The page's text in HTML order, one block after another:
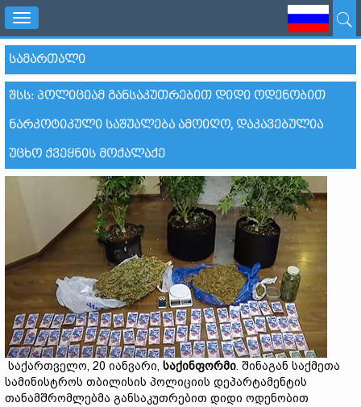
Toggle
navigation
ᲡᲐᲛᲐᲠᲗᲐᲚᲘ
ᲨᲡᲡ: ᲞᲝᲚᲘᲪᲘᲐᲛ ᲒᲐᲜᲡᲐᲙᲣᲗᲠᲔᲑᲘᲗ ᲓᲘᲓᲘ ᲝᲓᲔᲜᲝᲑᲘᲗ
ᲜᲐᲠᲙᲝᲢᲘᲙᲣᲚᲘ ᲡᲐᲨᲣᲐᲚᲔᲑᲐ ᲐᲛᲝᲘᲦᲝ, ᲓᲐᲙᲐᲕᲔᲑᲣᲚᲘᲐ
ᲣᲪᲮᲝ ᲥᲕᲔᲧᲜᲘᲡ ᲛᲝᲥᲐᲚᲐᲥᲔ
საქართველო, 20 იანვარი, საქინფორმი. შინაგან საქმეთა
სამინისტროს თბილისის პოლიციის დეპარტამენტის
თანამშრომლებმა განსაკუთრებით დიდი ოდენობით